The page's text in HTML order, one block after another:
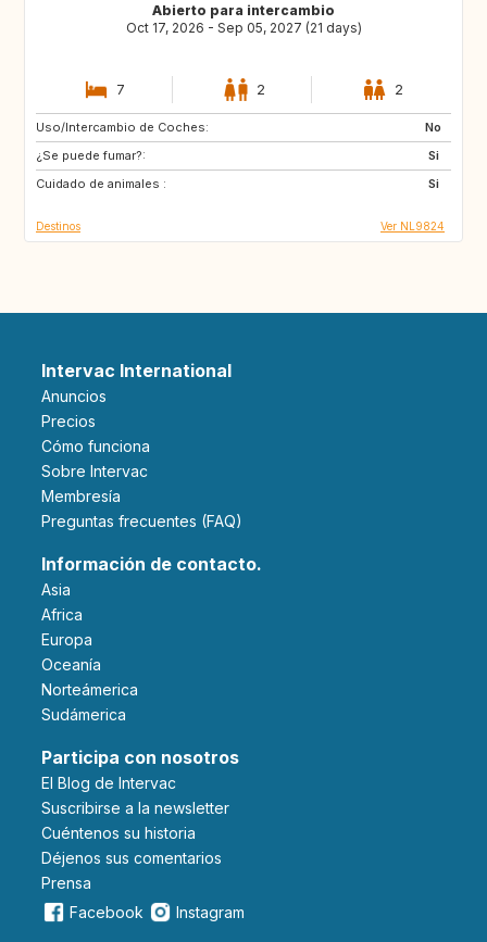
Abierto para intercambio
Oct 17, 2026 - Sep 05, 2027 (21 days)
7 2 2
Uso/Intercambio de Coches:
No
¿Se puede fumar?:
Si
Cuidado de animales :
Si
DK
DE
GR
Destinos Ver NL9824
Intervac International
Anuncios
Precios
Cómo funciona
Sobre Intervac
Membresía
Preguntas frecuentes (FAQ)
Información de contacto.
Asia
Africa
Europa
Oceanía
Norteámerica
Sudámerica
Participa con nosotros
El Blog de Intervac
Suscribirse a la newsletter
Cuéntenos su historia
Déjenos sus comentarios
Prensa
Facebook
Instagram